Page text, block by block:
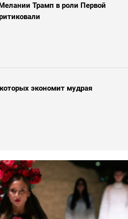
Трамп в роли Первой
экономит мудрая